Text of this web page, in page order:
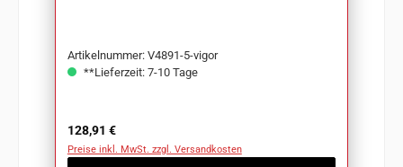
Artikelnummer: V4891-5-vigor
**Lieferzeit: 7-10 Tage
Regulärer Preis:
128,91 €
Preise inkl. MwSt. zzgl. Versandkosten